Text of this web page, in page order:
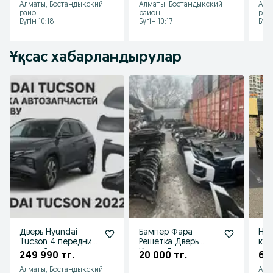
давления
Алматы, Бостандыкский
район
Бүгін 10:18
Алматы, Бостандыкский
район
Бүгін 10:17
Ұқсас хабарландырулар
Дверь Hyundai
Tucson 4 передний
правый
249 990 тг.
Алматы, Бостандыкский
Бампер Фара
Решетка Дверь
Крыло Туксон
20 000 тг. 60